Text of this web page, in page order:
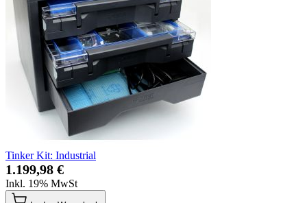
Tinker Kit: Industrial
1.199,98 €
Inkl. 19% MwSt